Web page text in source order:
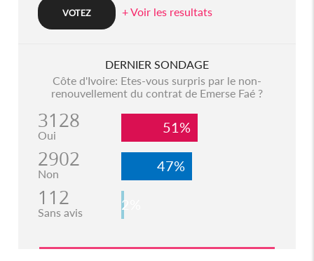
+ Voir les resultats
DERNIER SONDAGE
Côte d'Ivoire: Etes-vous surpris par le non-
renouvellement du contrat de Emerse Faé ?
3128
Oui 51%
2902
Non 47%
112
Sans avis 2%